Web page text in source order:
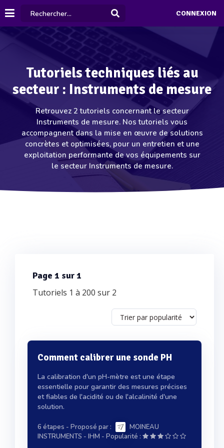
CONNEXION
Tutoriels techniques liés au
secteur : Instruments de mesure
Retrouvez 2 tutoriels concernant le secteur
Instruments de mesure. Nos tutoriels vous
accompagnent dans la mise en œuvre de solutions
concrètes et optimisées, pour un entretien et une
exploitation performante de vos équipements sur
le secteur Instruments de mesure.
Page 1 sur 1
Tutoriels 1 à 200 sur 2
Comment calibrer une sonde PH
La calibration d'un pH-mètre est une étape
essentielle pour garantir des mesures précises
et fiables de l'acidité ou de l'alcalinité d'une
solution.
6 étapes - Proposé par :
MOINEAU
INSTRUMENTS - IHM - Popularité :